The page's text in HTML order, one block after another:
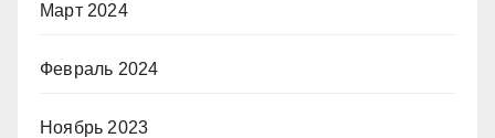
Март 2024
Февраль 2024
Ноябрь 2023